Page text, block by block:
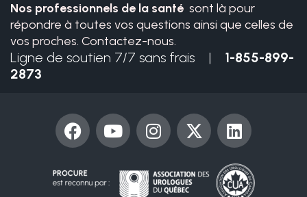
Nos professionnels de la santé sont là pour
répondre à toutes vos questions ainsi que celles de
vos proches. Contactez-nous.
Ligne de soutien 7/7 sans frais | 1-855-899-
2873
F
a
e
b
Y
o
u
I
n
t
a
X
-
w
L
i
k
e